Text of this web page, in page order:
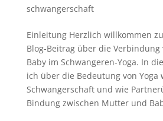
schwangerschaft
Einleitung Herzlich willkommen
Blog-Beitrag über die
Baby im Schwangeren-Yoga. In
ich über die Bedeutung von Yoga
Schwangerschaft und wie
Bindung zwischen Mutter und